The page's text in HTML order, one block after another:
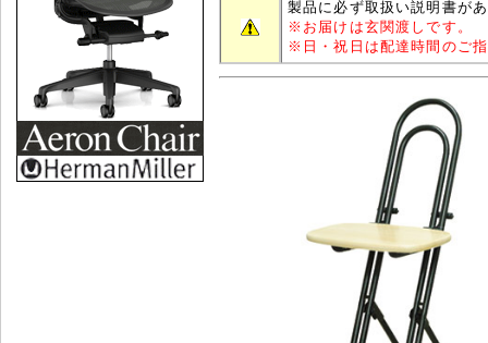
製品に必ず取扱い説明書が
※ お届けは玄関渡しです。
※ 日・祝日は配達時間のご